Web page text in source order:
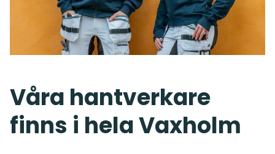
Våra hantverkare
finns i hela Vaxholm